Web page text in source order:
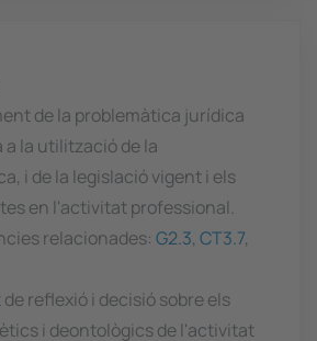
de la problemàtica jurídica
a la utilització de la
i de la legislació vigent i els
en l'activitat professional.
relacionades: G2.3, CT3.7,
reflexió i decisió sobre els
i deontològics de l'activitat